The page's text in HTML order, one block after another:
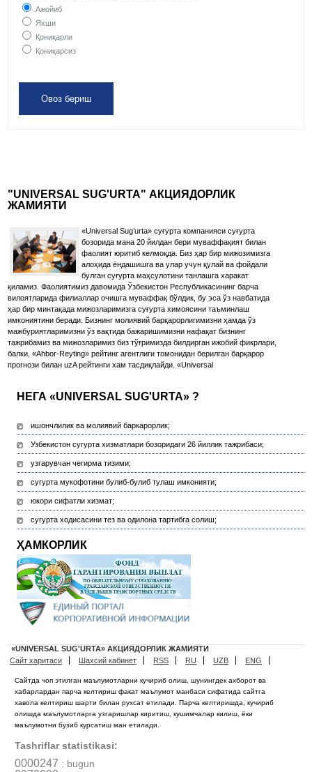
Ажойиб
Яхши
Қониқарли
Қониқарсиз
"UNIVERSAL SUG'URTA" АКЦИЯДОРЛИК
ЖАМИЯТИ
«Universal Sug’urta» суғурта компанияси суғурта
бозорида мана 20 йилдан бери муваффақият билан
фаолият юритиб келмоқда. Биз ҳар бир мижозимизга
алоҳида ёндашишга ва улар учун қулай ва фойдали
булган суғурта маҳсулотини танлашга харакат
қиламиз. Фаолиятимиз давомида Ўзбекистон Республикасининг барча
вилоятларида филиаллар очишга муваффақ бўлдик, бу эса ўз навбатида
ҳар бир минтақада мижозларимизга суғурта химоясини таъминлаш
имкониятини беради. Бизнинг молиявий барқарорлигимизни ҳамда ўз
мажбуриятларимизни ўз вақтида бажаришимизни нафақат бизнинг
тажрибамиз ва мижозларимиз биз тўғримизда билдирган ижобий фикрлари,
балки, «Ahbor-Reyting» рейтинг агентлиги томонидан берилган барқарор
прогнози билан uzA рейтинги хам тасдиқлайди. «Universal
НЕГА «UNIVERSAL SUG'URTA» ?
ишончлилик ва молиявий баркарорлик;
Узбекистон сугурта хизматлари бозоридаги 26 йиллик тажрибаси;
узгарувчан чегирма тизими;
сугурта мукофотини булиб-булиб тулаш имконияти;
юкори сифатли хизмат;
сугурта ходисасини тез ва одилона тартибга солиш;
ҲАМКОРЛИК
«UNIVERSAL SUG'URTA» АКЦИЯДОРЛИК ЖАМИЯТИ
Сайт харитаси
Шахсий кабинет RSS RU UZB ENG
Сайтда чоп этилган маълумотларни кучириб олиш, шунингдек ахборот ва
хабарлардан парча келтириш факат маълумот манбаси сифатида сайтга
хавола келтириш шарти билан рухсат етилади. Парча келтиришда, кучириб
олишда маълумотларга узгаришлар киритиш, кушимчалар килиш, ёки
маълумотни бузиб курсатиш ман етилади.
Tashriflar statistikasi:
0000247 : bugun